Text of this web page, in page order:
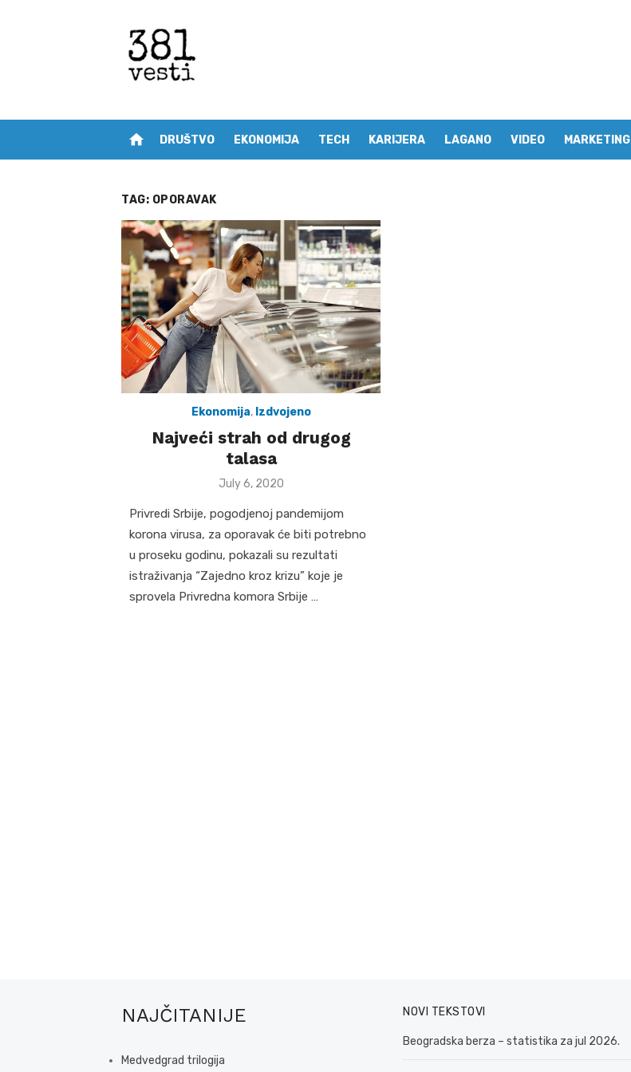
home DRUŠTVO EKONOMIJA TECH KARIJERA LAGANO VIDEO MARKETING
TAG: OPORAVAK
Ekonomija, Izdvojeno
Najveći strah od drugog
talasa
Posted
July 6, 2020
Privredi Srbije, pogodjenoj pandemijom
korona virusa, za oporavak će biti potrebno
u proseku godinu, pokazali su rezultati
istraživanja “Zajedno kroz krizu” koje je
sprovela Privredna komora Srbije …
NAJČITANIJE
Medvedgrad trilogija
NOVI TEKSTOVI
Beogradska berza – statistika za jul 2026.